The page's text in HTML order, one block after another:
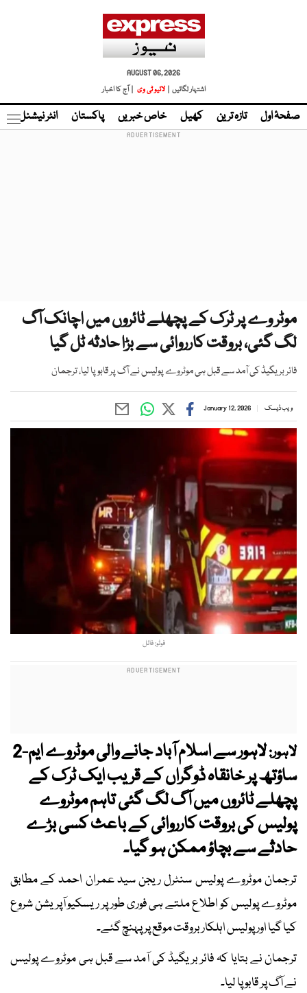
AUGUST 06, 2026
اشتہار لگائیں |
لائیو ٹی وی | آج کا اخبار
صفحۂ اول تازہ ترین کھیل خاص خبریں پاکستان انٹر نیشنل
موٹر وے پر ٹرک کے پچھلے ٹائروں میں اچانک آگ
لگ گئی، بروقت کارروائی سے بڑا حادثہ ٹل گیا
فائر بریگیڈ کی آمد سے قبل ہی موٹروے پولیس نے آگ پر قابو پا لیا، ترجمان
ویب ڈیسک January 12, 2026
فوٹو: فائل
لاہور:
لاہور سے اسلام آباد جانے والی موٹروے ایم-2
ساؤتھ پر خانقاہ ڈوگراں کے قریب ایک ٹرک کے
پچھلے ٹائروں میں آگ لگ گئی تاہم موٹروے
پولیس کی بروقت کارروائی کے باعث کسی بڑے
حادثے سے بچاؤ ممکن ہو گیا۔
ترجمان موٹروے پولیس سنٹرل ریجن سید عمران احمد کے مطابق
موٹروے پولیس کو اطلاع ملتے ہی فوری طور پر ریسکیو آپریشن شروع
کیا گیا اور پولیس اہلکار بروقت موقع پر پہنچ گئے۔
ترجمان نے بتایا کہ فائر بریگیڈ کی آمد سے قبل ہی موٹروے پولیس
نے آگ پر قابو پا لیا۔